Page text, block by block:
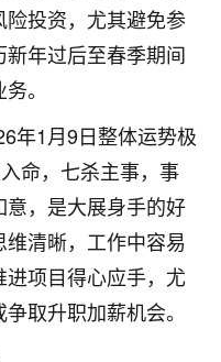
投资，尤其避免参
年过后至春季期间
。
年1月9日整体运势极
命，七杀主事，事
，是大展身手的好
清晰，工作中容易
项目得心应手，尤
取升职加薪机会。
年一上班，开会提拔升
，主要是底薪加了
，感恩感谢！🙏🏻
32
的，去检查又没什么大
西医看遍了，找不到问
慧来老师，跟老师聊过
师建议，处理了一些因
前好多，主要是心情好